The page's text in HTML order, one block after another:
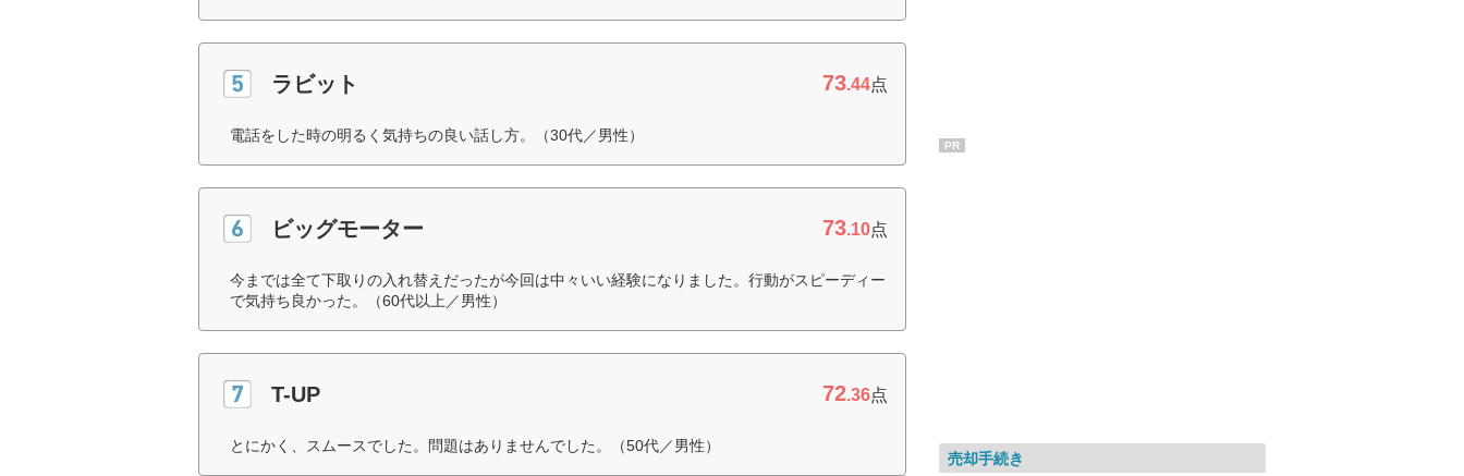
ラビット 73.44点
電話をした時の明るく気持ちの良い話し方。（30代／男性）
ビッグモーター 73.10点
今までは全て下取りの入れ替えだったが今回は中々いい経験になりました。行動がスピーディー
で気持ち良かった。（60代以上／男性）
T-UP 72.36点
とにかく、スムースでした。問題はありませんでした。（50代／男性）
PR
売却手続き